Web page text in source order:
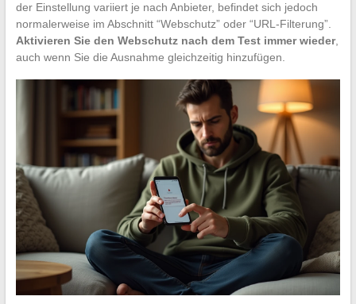
der Einstellung variiert je nach Anbieter, befindet sich jedoch
normalerweise im Abschnitt “Webschutz” oder “URL-Filterung”.
Aktivieren Sie den Webschutz nach dem Test immer wieder,
auch wenn Sie die Ausnahme gleichzeitig hinzufügen.